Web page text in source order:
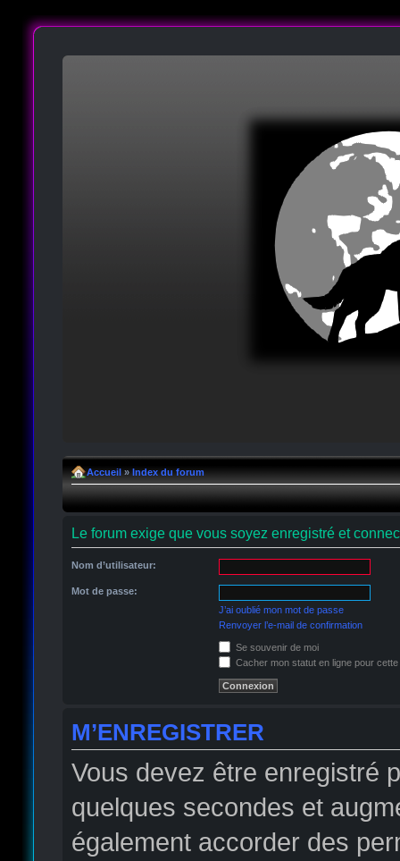
Accueil » Index du forum
Le forum exige que vous soyez enregistré et
Nom d’utilisateur:
Mot de passe:
J’ai oublié mon mot de passe
Renvoyer l’e-mail de confirmation
Se souvenir de moi
Cacher mon statut en ligne pour
M’ENREGISTRER
Vous devez être enregistré
quelques secondes et
également accorder des